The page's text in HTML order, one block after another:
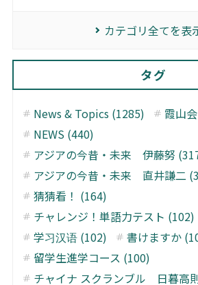
カテゴリ全てを表
タグ
News & Topics (1285)
霞山
NEWS (440)
アジアの今昔・未来 伊藤努
アジアの今昔・未来 直井謙二
猜猜看！ (164)
チャレンジ！単語力テスト (102)
学习汉语 (102)
書けますか
留学生進学コース (100)
チャイナ スクランブル 日暮高